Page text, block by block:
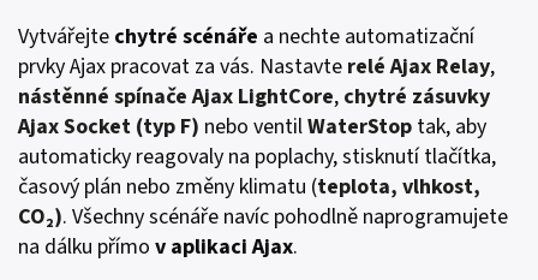
Vytvářejte chytré scénáře a nechte automatizační
prvky Ajax pracovat za vás. Nastavte relé Ajax Relay,
nástěnné spínače Ajax LightCore, chytré zásuvky
Ajax Socket (typ F) nebo ventilWaterStop tak, aby
automaticky reagovaly na poplachy, stisknutí tlačítka,
časový plán nebo změny klimatu (teplota, vlhkost,
CO₂). Všechny scénáře navíc pohodlně naprogramujete
na dálku přímo v aplikaci Ajax.